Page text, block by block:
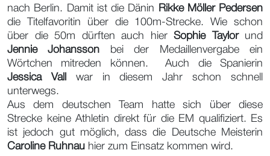
nach Berlin. Damit ist die Dänin
Rikke Möller Pedersen
die Titelfavoritin über die 100m-Strecke. Wie schon
über die 50m dürften auch hier Sophie Taylorund
Jennie Johansson bei der Medaillenvergabe ein
Wörtchen mitreden können. Auch die Spanierin
Jessica Vall
war in diesem Jahr schon schnell
unterwegs.
Aus dem deutschen Team hatte sich über diese
Strecke keine Athletin direkt für die EM qualifiziert. Es
ist jedoch gut möglich, dass die Deutsche Meisterin
Caroline Ruhnau hier zum Einsatz kommen wird.